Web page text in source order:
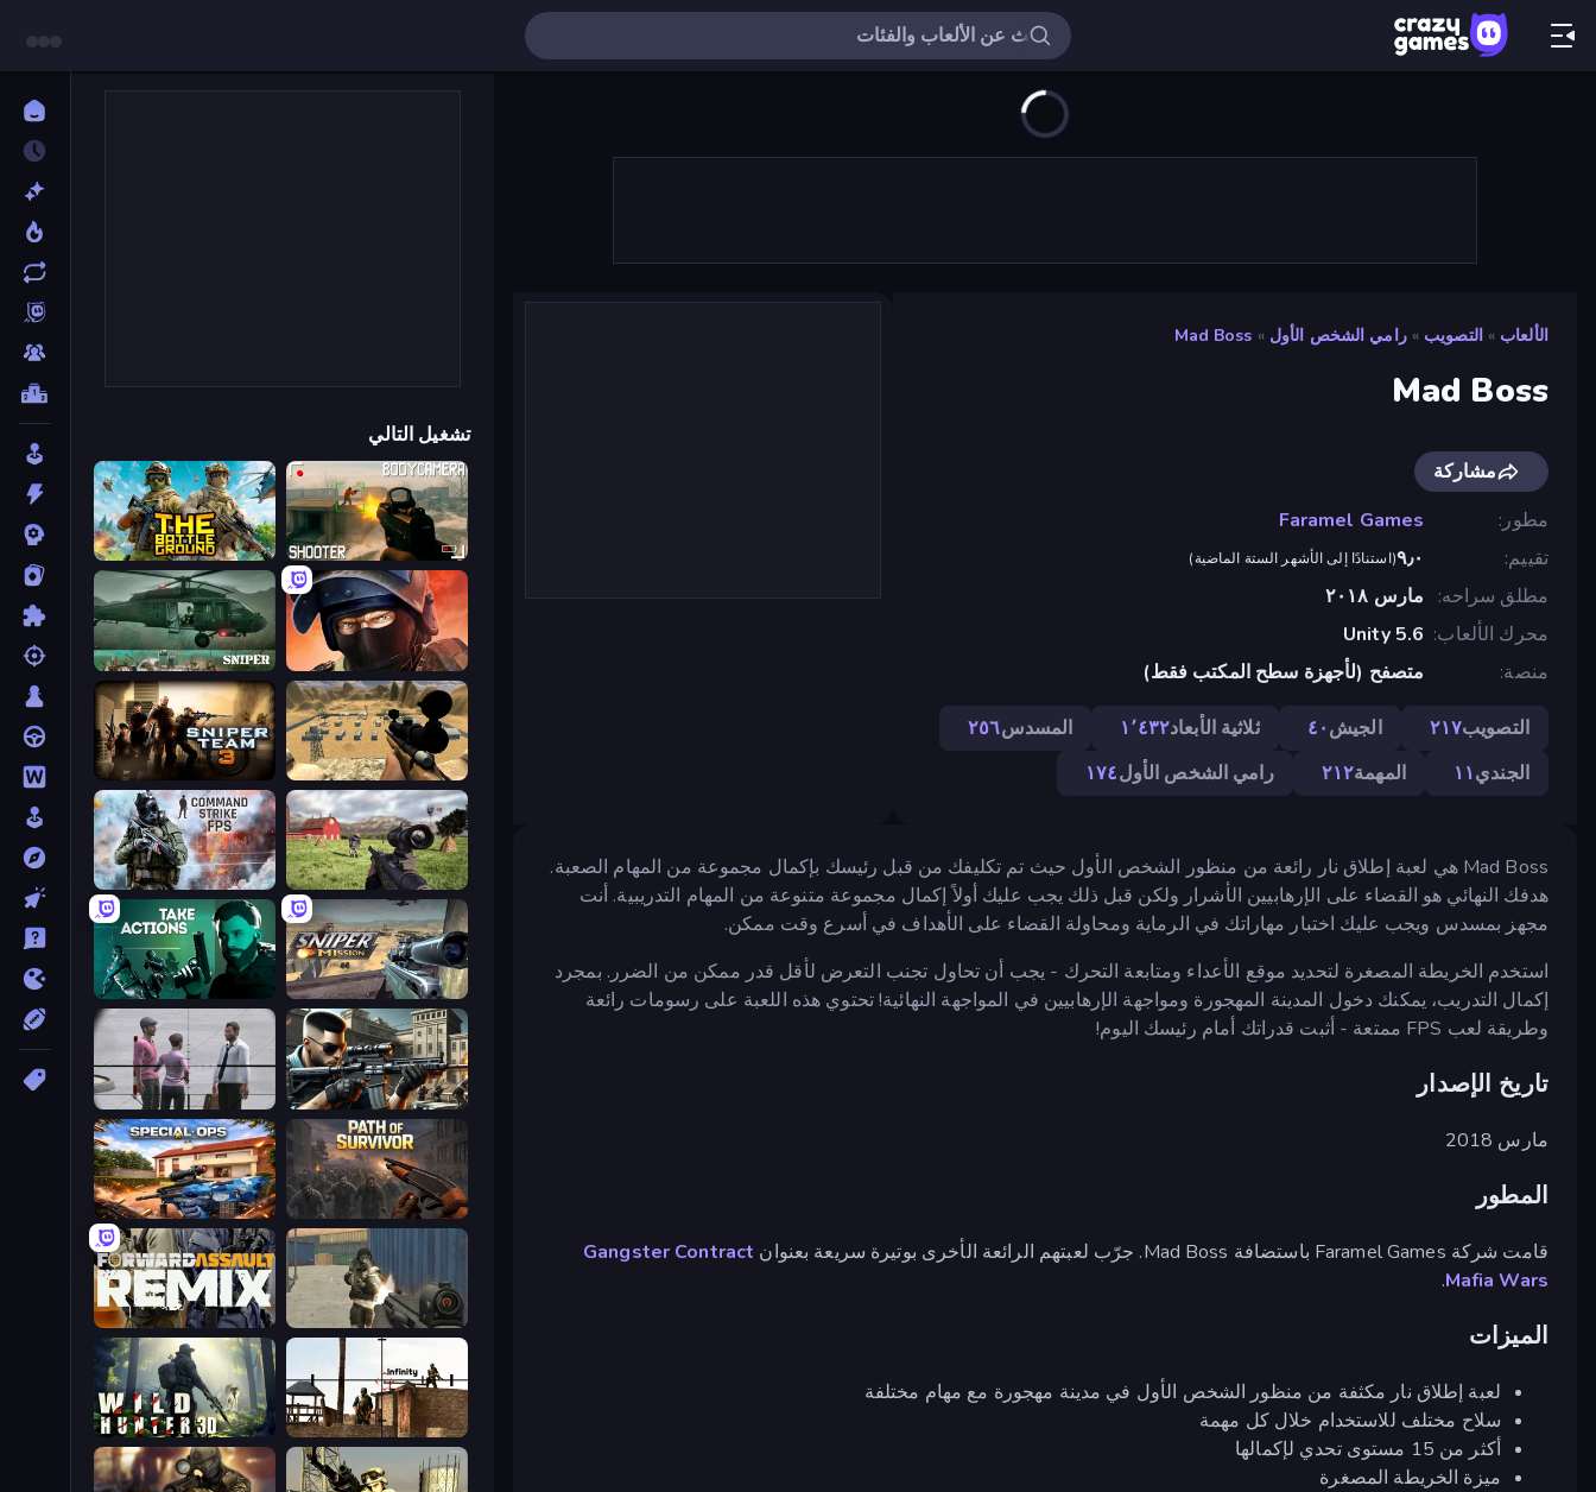
الألعاب » التصويب » رامي الشخص الأول »
Mad Boss
Mad Boss
مشاركة
مطور
Faramel Games
تقييم
٩٫٠(استنادًا إلى الأشهر الستة الماضية)
مطلق سراحه
مارس ٢٠١٨
محرك الألعاب Unity 5.6
منصة
متصفح (لأجهزة سطح المكتب فقط)
التصويب٢١٧ الجيش٤٠ ثلاثية الأبعاد١٬٤٣٢ المسدس٢٥٦
الجندي١١ المهمة٢١٢ رامي الشخص الأول١٧٤
Mad Boss هي لعبة إطلاق نار رائعة من منظور الشخص الأول حيث تم تكليفك من قبل رئيسك بإكمال مجموعة من المهام الصعبة.
هدفك النهائي هو القضاء على الإرهابيين الأشرار ولكن قبل ذلك يجب عليك أولاً إكمال مجموعة متنوعة من المهام التدريبية. أنت
مجهز بمسدس ويجب عليك اختبار مهاراتك في الرماية ومحاولة القضاء على الأهداف في أسرع وقت ممكن.
استخدم الخريطة المصغرة لتحديد موقع الأعداء ومتابعة التحرك - يجب أن تحاول تجنب التعرض لأقل قدر ممكن من الضرر. بمجرد
إكمال التدريب، يمكنك دخول المدينة المهجورة ومواجهة الإرهابيين في المواجهة النهائية! تحتوي هذه اللعبة على رسومات رائعة
وطريقة لعب FPS ممتعة - أثبت قدراتك أمام رئيسك اليوم!
تاريخ الإصدار
مارس 2018
المطور
قامت شركة Faramel Games باستضافة Mad Boss. جرّب لعبتهم الرائعة الأخرى بوتيرة سريعة بعنوان
Gangster Contract
Mafia Wars
.
الميزات
لعبة إطلاق نار مكثفة من منظور الشخص الأول في مدينة مهجورة مع مهام مختلفة
سلاح مختلف للاستخدام خلال كل مهمة
أكثر من 15 مستوى تحدي لإكمالها
ميزة الخريطة المصغرة
تشغيل التالي
BodyCamera Shooter
The Battleground
Bullet Force
SNIPER
Ghost Sniper
Sniper Team 3
Dead Zed
Command Strike FPS
Sniper Mission
Take Actions
Sure Shot
Sniper Assassin - Government Agent
Path of Survivor
Special Ops: GO
Masked Forces
Forward Assault Remix
Lethal Sniper 3D: Army Soldier
Wild Hunter 3D